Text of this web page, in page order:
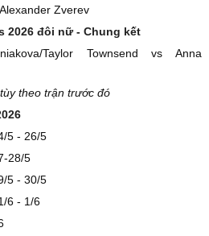
Zverev
2026 đôi nữ - Chung kết
Taylor Townsend vs Anna
theo trận trước đó
5 - 26/5
28/5
5 - 30/5
6 - 1/6